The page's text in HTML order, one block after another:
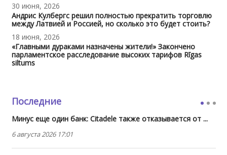
30 июня, 2026
Андрис Кулбергс решил полностью прекратить торговлю
между Латвией и Россией, но сколько это будет стоить?
18 июня, 2026
«Главными дураками назначены жители!» Закончено
парламентское расследование высоких тарифов Rīgas
siltums
Последние
Минус еще один банк: Citadele также отказывается от ...
6 августа 2026 17:01